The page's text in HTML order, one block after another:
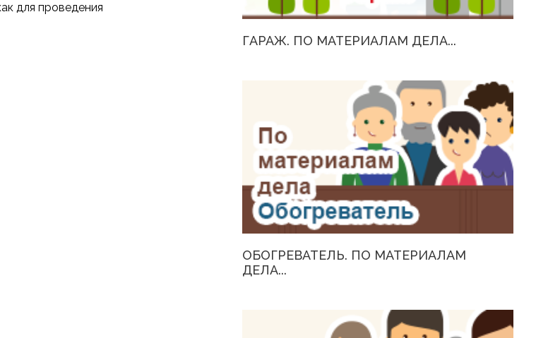
для проведения
ГАРАЖ. ПО МАТЕРИАЛАМ ДЕЛА...
ОБОГРЕВАТЕЛЬ. ПО МАТЕРИАЛАМ
ДЕЛА...